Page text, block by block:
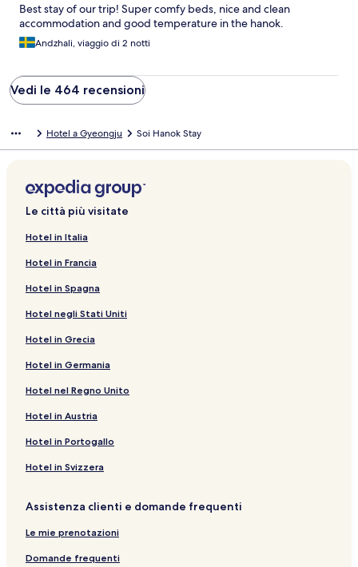
Best stay of our trip! Super comfy beds, nice and clean
accommodation and good temperature in the hanok.
Andzhali, viaggio di 2 notti
Vedi le 464 recensioni
Hotel a Gyeongju Soi Hanok Stay
Le città più visitate
Hotel in Italia
Hotel in Francia
Hotel in Spagna
Hotel negli Stati Uniti
Hotel in Grecia
Hotel in Germania
Hotel nel Regno Unito
Hotel in Austria
Hotel in Portogallo
Hotel in Svizzera
Assistenza clienti e domande frequenti
Le mie prenotazioni
Domande frequenti